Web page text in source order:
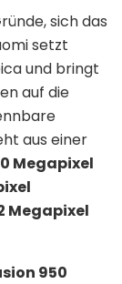
sich das
setzt
und bringt
auf die
aus einer
Megapixel
Megapixel
950